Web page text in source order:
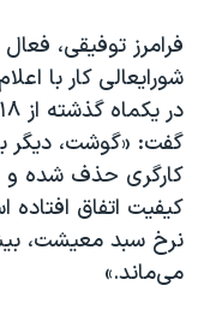
اعتراضات مردمی آبان
اسرائیل در جنگ
نرگس محمدی برنده
همایش محافظه‌کاران
صفحه‌های ویژه
سفر پرزیدنت ترامپ
فرامرز توفیقی،
شورایعالی کار با
گفت: «گوشت، دیگر
کارگری حذف شده
کیفیت اتفاق
نرخ سبد معیشت،
می‌ماند.»